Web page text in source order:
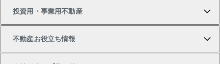
中古マンションの購入
一戸建ての売却・査定
物件を借りる
貸したいTOP
投資用・事業用不動産
不動産お役立ち情報